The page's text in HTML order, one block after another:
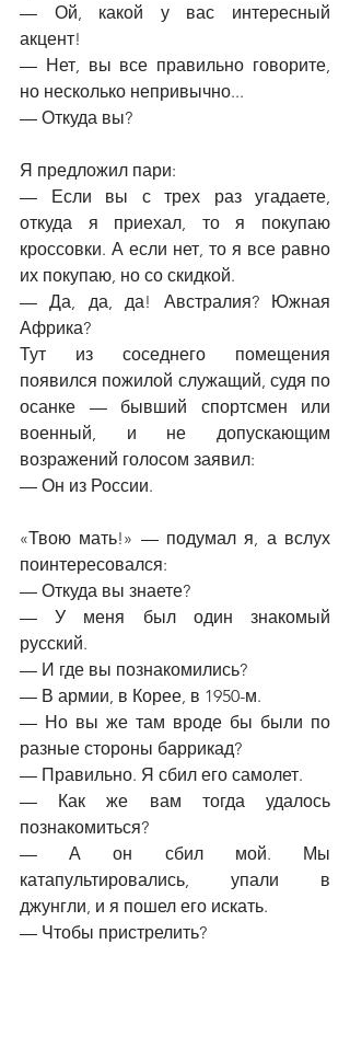
— Ой, какой у вас интересный
акцент!
— Нет, вы все правильно говорите,
но несколько непривычно...
— Откуда вы?
Я предложил пари:
— Если вы с трех раз угадаете,
откуда я приехал, то я покупаю
кроссовки. А если нет, то я все равно
их покупаю, но со скидкой.
— Да, да, да! Австралия? Южная
Африка?
Тут из соседнего помещения
появился пожилой служащий, судя по
осанке — бывший спортсмен или
военный, и не допускающим
возражений голосом заявил:
— Он из России.
«Твою мать!» — подумал я, а вслух
поинтересовался:
— Откуда вы знаете?
— У меня был один знакомый
русский.
— И где вы познакомились?
— В армии, в Корее, в 1950-м.
— Но вы же там вроде бы были по
разные стороны баррикад?
— Правильно. Я сбил его самолет.
— Как же вам тогда удалось
познакомиться?
— А он сбил мой. Мы
катапультировались, упали в
джунгли, и я пошел его искать.
— Чтобы пристрелить?